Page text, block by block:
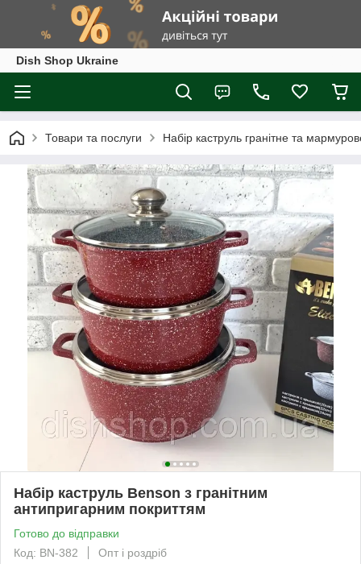
Dish Shop Ukraine
Товари та послуги Набір каструль гранітне та
Набір каструль Benson з гранітним
антипригарним покриттям
Готово до відправки
Код: BN-382
Опт і роздріб